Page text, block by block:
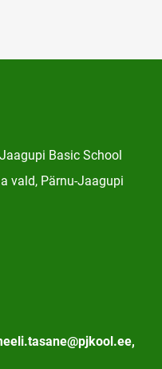
Basic School
vald, Pärnu-Jaagupi